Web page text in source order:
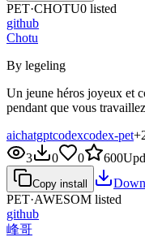
PET·CHOTU0 listed
github
Chotu
By legeling
Un jeune héros joyeux et
pendant que vous
aichatgptcodexcodex-pet+
3
0 0 600
Copy install
PET·AWESOM listed
github
峰哥